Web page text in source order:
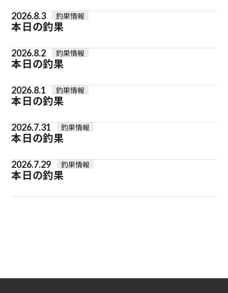
2026.8.3 釣果情報
本日の釣果
2026.8.2 釣果情報
本日の釣果
2026.8.1 釣果情報
本日の釣果
2026.7.31 釣果情報
本日の釣果
2026.7.29 釣果情報
本日の釣果